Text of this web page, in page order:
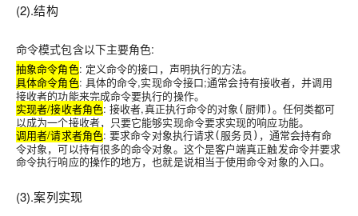
(2).结构
命令模式包含以下主要角色:
抽象命令角色: 定义命令的接口 ，声明执行的方法。
具体命令角色: 具体的命令,实现命令接口;通常会持有接收者，并调用
接收者的功能来完成命令要执行的操作。
实现者/接收者角色: 接收者,真正执行命令的对象(厨师) 。任何类都可
以成为一个接收者，只要它能够实现命令要求实现的响应功能。
调用者/请求者角色:要求命令对象执行请求(服务员) ，通常会持有命
令对象，可以持有很多的命令对象。这个是客户端真正触发命令并要求
命令执行响应的操作的地方，也就是说相当于使用命令对象的入口。
(3).案列实现